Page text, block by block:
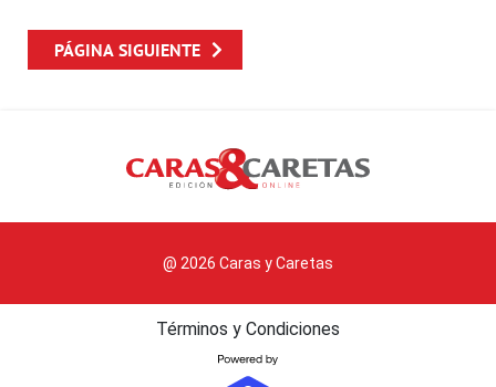
PÁGINA SIGUIENTE
@ 2026 Caras y Caretas
Términos y Condiciones